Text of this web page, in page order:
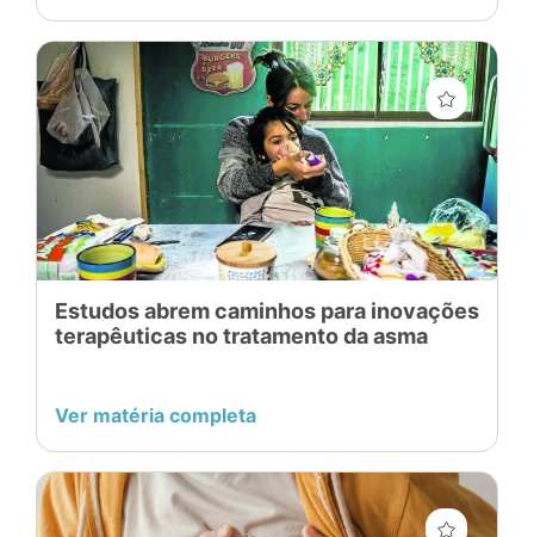
Estudos abrem caminhos para inovações
terapêuticas no tratamento da asma
Ver matéria completa